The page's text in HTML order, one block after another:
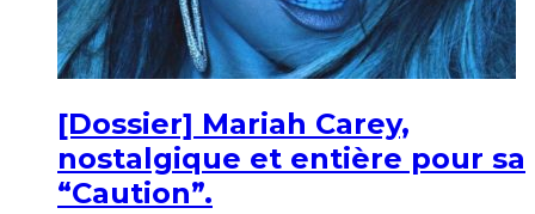
[Dossier] Mariah Carey,
nostalgique et entière pour sa
“Caution”.